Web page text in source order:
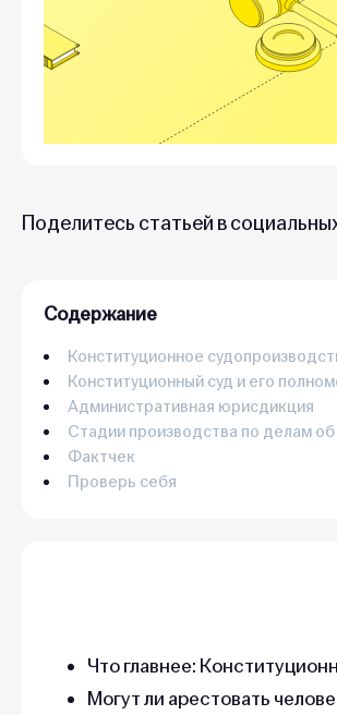
Поделитесь статьей в
Содержание
Конституционное
Конституционный суд и его
Административная юрисдикция
Стадии производства по делам
Фактчек
Проверь себя
Что главнее:
Могут ли арестовать